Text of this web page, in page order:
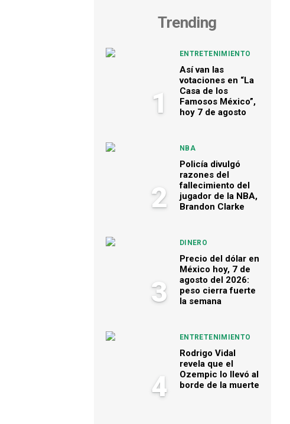
Trending
1
ENTRETENIMIENTO
Así van las
votaciones en “La
Casa de los
Famosos México”,
hoy 7 de agosto
2
NBA
Policía divulgó
razones del
fallecimiento del
jugador de la NBA,
Brandon Clarke
3
DINERO
Precio del dólar en
México hoy, 7 de
agosto del 2026:
peso cierra fuerte
la semana
4
ENTRETENIMIENTO
Rodrigo Vidal
revela que el
Ozempic lo llevó al
borde de la muerte